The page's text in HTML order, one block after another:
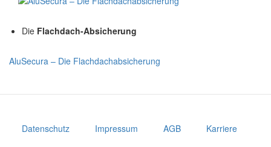
Die Flachdach-Absicherung
AluSecura – Die Flachdachabsicherung
Datenschutz Impressum AGB Karriere